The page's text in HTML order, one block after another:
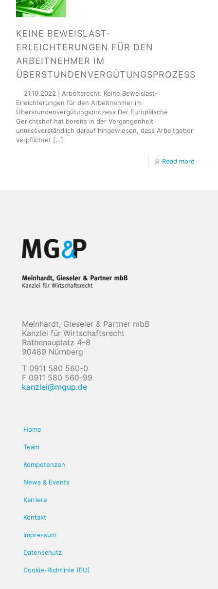
KEINE BEWEISLAST-
ERLEICHTERUNGEN FÜR DEN
ARBEITNEHMER IM
ÜBERSTUNDENVERGÜTUNGSPROZESS
21.10.2022 | Arbeitsrecht: Keine Beweislast-
Erleichterungen für den Arbeitnehmer im
Überstundenvergütungsprozess Der Europäische
Gerichtshof hat bereits in der Vergangenheit
unmissverständlich darauf hingewiesen, dass Arbeitgeber
verpflichtet […]
Read more
Meinhardt, Gieseler & Partner mbB
Kanzlei für Wirtschaftsrecht
Rathenauplatz 4–8
90489 Nürnberg
T 0911 580 560-0
F 0911 580 560-99
kanzlei@mgup.de
Home
Team
Kompetenzen
News & Events
Karriere
Kontakt
Impressum
Datenschutz
Cookie-Richtlinie (EU)